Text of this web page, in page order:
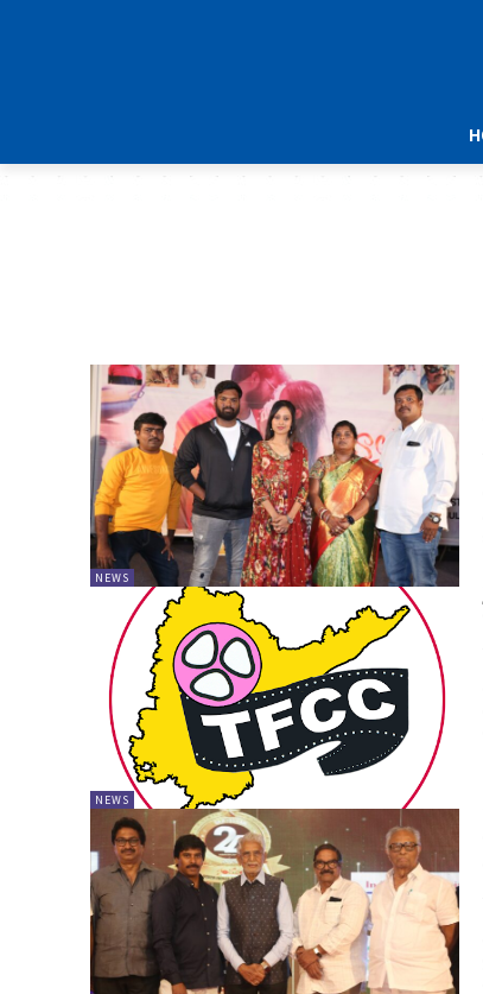
NEWS
NEWS